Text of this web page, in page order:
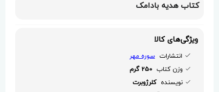
کتاب هدیه بادامک
ویژگی‌های کالا
انتشارات سوره مهر
وزن کتاب 250 گرم
نویسنده کلرژوبرت